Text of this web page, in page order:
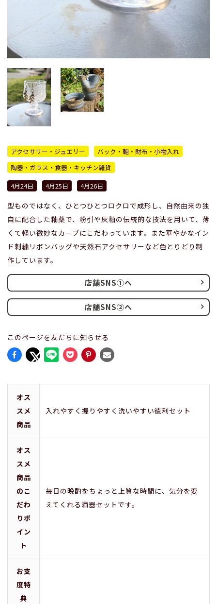
アクセサリー・ジュエリー
バック・鞄・財布・小物入れ
陶器・ガラス・食器・キッチン雑貨
4月24日
4月25日 4月26日
型ものではなく、ひとつひとつロクロで成形し、自然由来の独
自に配合した釉薬で、粉引や灰釉の伝統的な技法を用いて、薄
くて軽い微妙なカーブにこだわっています。また華やかなイン
ド刺繍リボンバッグや天然石アクセサリーなど色とりどり制
作しています。
店舗SNS①へ
店舗SNS②へ
このページを友だちに知らせる
オス
スメ
商品
入れやすく握りやすく洗いやすい徳利セット
オス
スメ
商品
のこ
だわ
りポ
イン
ト
毎日の晩酌をちょっと上質な時間に、気分を変
えてくれる酒器セットです。
お支
度特
典